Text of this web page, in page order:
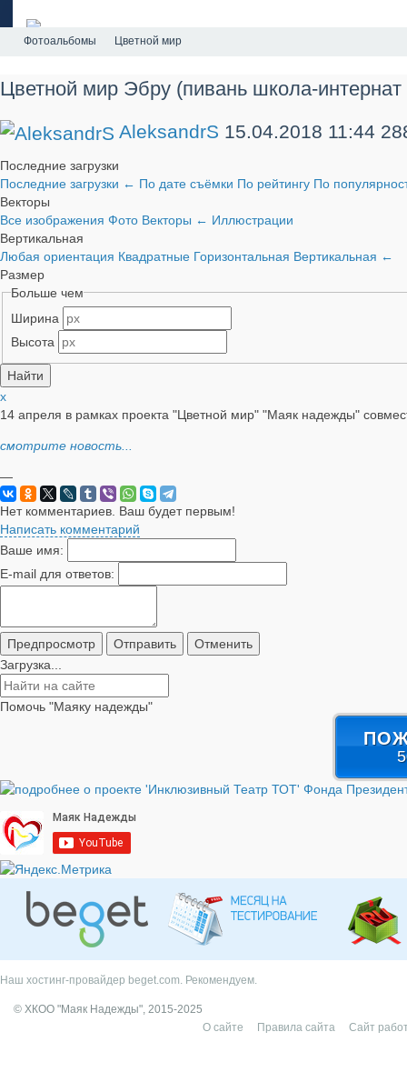
Фотоальбомы Цветной мир
Цветной мир Эбру (пивань школа-
AleksandrS 15.04.2018 11:44
Последние загрузки
Последние загрузки ← По дате съёмки По рейтингу По
Векторы
Все изображения Фото Векторы ← Иллюстрации
Вертикальная
Любая ориентация Квадратные Горизонтальная Вертикальная ←
Размер
Больше чем
Ширина
Высота
x
14 апреля в рамках проекта "Цветной мир" "Маяк надежды"
смотрите новость...
—
Нет комментариев. Ваш будет первым!
Написать комментарий
Ваше имя:
E-mail для ответов:
Загрузка...
Помочь "Маяку надежды"
Наш хостинг-провайдер beget.com. Рекомендуем.
© ХКОО "Маяк Надежды", 2015-2025
О сайте
Правила сайта Сайт